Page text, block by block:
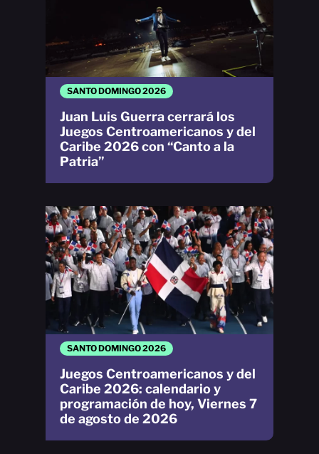
SANTO DOMINGO 2026
Juan Luis Guerra cerrará los
Juegos Centroamericanos y del
Caribe 2026 con “Canto a la
Patria”
SANTO DOMINGO 2026
Juegos Centroamericanos y del
Caribe 2026: calendario y
programación de hoy, Viernes 7
de agosto de 2026